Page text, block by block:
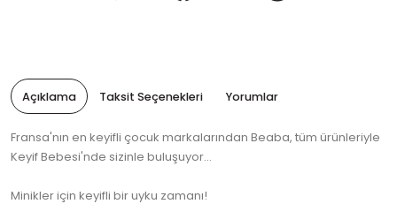
Açıklama Taksit Seçenekleri Yorumlar
Fransa'nın en keyifli çocuk markalarından Beaba, tüm ürünleriyle
Keyif Bebesi'nde sizinle buluşuyor...
Minikler için keyifli bir uyku zamanı!